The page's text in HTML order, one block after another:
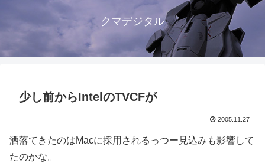
クマデジタル
少し前からIntelのTVCFが
2005.11.27
洒落てきたのはMacに採用されるっつー見込みも影響して
たのかな。